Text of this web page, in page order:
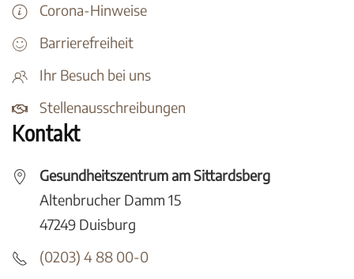
Corona-Hinweise
Barrierefreiheit
Ihr Besuch bei uns
Stellenausschreibungen
Kontakt
Gesundheitszentrum am Sittardsberg
Altenbrucher Damm 15
47249 Duisburg
(0203) 4 88 00-0